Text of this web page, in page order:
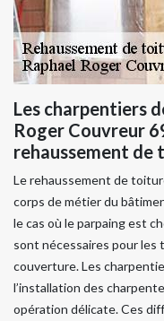
Les charpentiers
Roger Couvreur
rehaussement de
Le rehaussement de
corps de métier du
le cas où le parpaing est
sont nécessaires pour les
couverture. Les
l’installation des
opération délicate. Ces